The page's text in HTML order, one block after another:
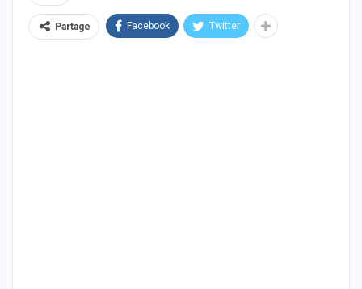
Partage Facebook Twitter